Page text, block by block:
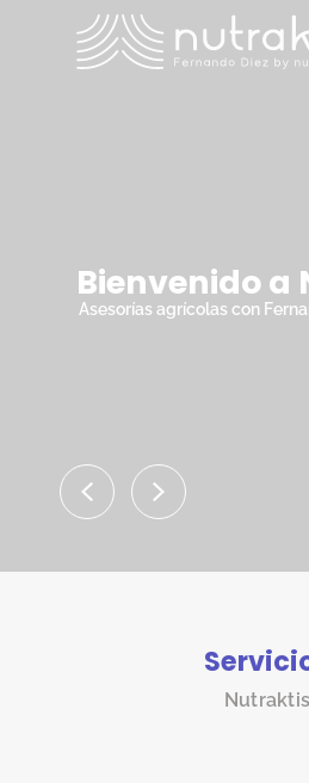
Bienvenido a
Asesorías agrícolas con
Nutraktis